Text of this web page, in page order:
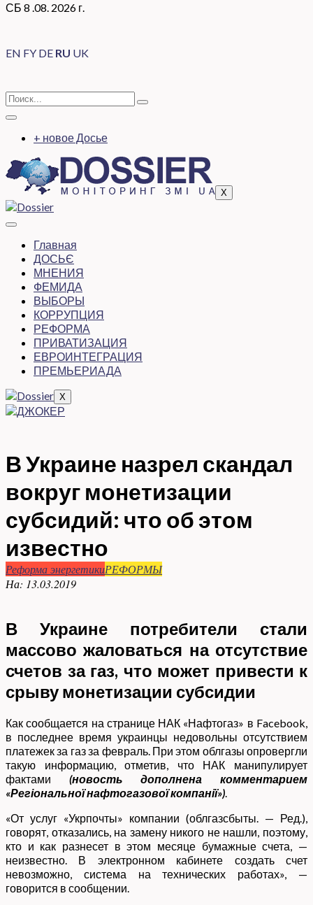
СБ 8 .08. 2026 г.
EN FY DE RU UK
+ новое Досье
X
Главная
ДОСЬЄ
МНЕНИЯ
ФЕМИДА
ВЫБОРЫ
КОРРУПЦИЯ
РЕФОРМА
ПРИВАТИЗАЦИЯ
ЕВРОИНТЕГРАЦИЯ
ПРЕМЬЕРИАДА
X
В Украине назрел скандал
вокруг монетизации
субсидий: что об этом
известно
Реформа энергетикиРЕФОРМЫ
На: 13.03.2019
В Украине потребители стали
массово жаловаться на отсутствие
счетов за газ, что может привести к
срыву монетизации субсидии
Как сообщается на странице НАК «Нафтогаз» в Facebook,
в последнее время украинцы недовольны отсутствием
платежек за газ за февраль. При этом облгазы опровергли
такую информацию, отметив, что НАК манипулирует
фактами (новость дополнена комментарием
«Регіональної нафтогазової компанії»).
«От услуг «Укрпочты» компании (облгазсбыты. — Ред.),
говорят, отказались, на замену никого не нашли, поэтому,
кто и как разнесет в этом месяце бумажные счета, —
неизвестно. В электронном кабинете создать счет
невозможно, система на технических работах», —
говорится в сообщении.